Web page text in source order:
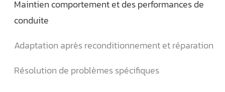
Maintien comportement et des performances de
conduite
Adaptation après reconditionnement et réparation
Résolution de problèmes spécifiques